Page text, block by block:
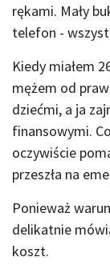
rękami. Mały
telefon -
Kiedy miałem
mężem od
dziećmi, a ja
finansowymi.
oczywiście
przeszła na
Ponieważ
delikatnie
koszt.